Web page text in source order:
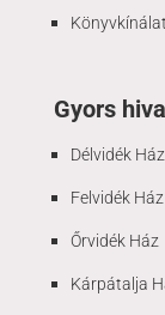
Gyors
Délvidék Ház
Felvidék Ház
Őrvidék Ház
Kárpátalja